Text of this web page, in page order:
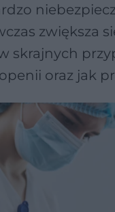
zwiększa
skrajnych
oraz jak